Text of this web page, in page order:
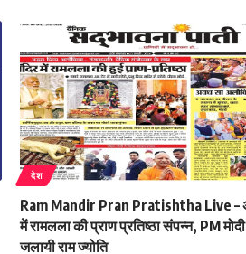
देश
Ram Mandir Pran Pratishtha Live –
में रामलला की प्राण प्रतिष्ठा संपन्न, PM
जलायी राम ज्योति